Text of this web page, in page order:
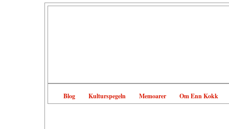
Blog Kulturspegeln Memoarer Om Enn Kokk